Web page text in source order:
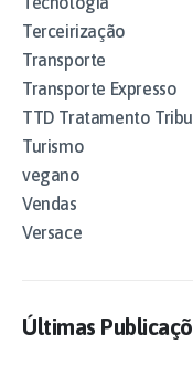
Terceirização
Transporte
Transporte Expresso
TTD Tratamento
Turismo
vegano
Vendas
Versace
Últimas